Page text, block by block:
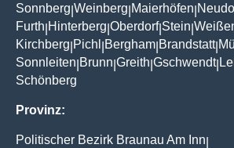
Sonnberg Weinberg Maierhöfen
Furth Hinterberg Oberdorf| Stein
Kirchberg Pichl Bergham Brandstatt|
Sonnleiten Brunn Greith Gschwendt|
Schönberg
Provinz:
Politischer Bezirk Braunau Am Inn